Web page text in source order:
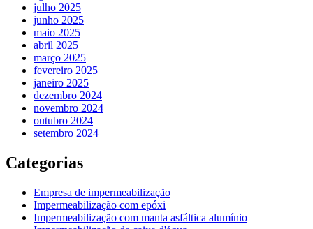
julho 2025
junho 2025
maio 2025
abril 2025
março 2025
fevereiro 2025
janeiro 2025
dezembro 2024
novembro 2024
outubro 2024
setembro 2024
Categorias
Empresa de impermeabilização
Impermeabilização com epóxi
Impermeabilização com manta asfáltica alumínio